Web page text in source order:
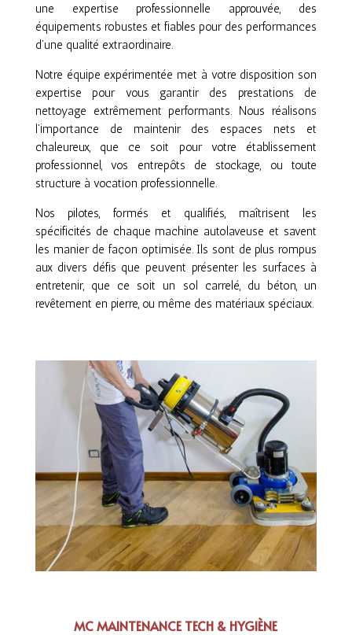
une expertise professionnelle approuvée, des
équipements robustes et fiables pour des performances
d’une qualité extraordinaire.
Notre équipe expérimentée met à votre disposition son
expertise pour vous garantir des prestations de
nettoyage extrêmement performants. Nous réalisons
l’importance de maintenir des espaces nets et
chaleureux, que ce soit pour votre établissement
professionnel, vos entrepôts de stockage, ou toute
structure à vocation professionnelle.
Nos pilotes, formés et qualifiés, maîtrisent les
spécificités de chaque machine autolaveuse et savent
les manier de façon optimisée. Ils sont de plus rompus
aux divers défis que peuvent présenter les surfaces à
entretenir, que ce soit un sol carrelé, du béton, un
revêtement en pierre, ou même des matériaux spéciaux.
MC MAINTENANCE TECH & HYGIÈNE